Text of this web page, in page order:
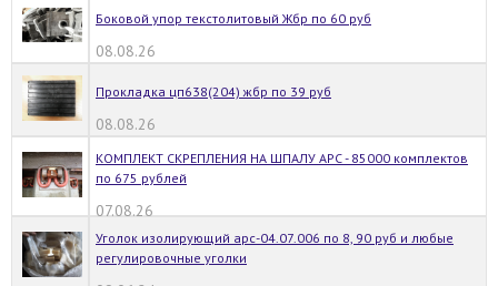
Боковой упор текстолитовый Жбр по 60 руб
08.08.26
Прокладка цп638(204) жбр по 39 руб
08.08.26
КОМПЛЕКТ СКРЕПЛЕНИЯ НА ШПАЛУ АРС - 85000 комплектов
по 675 рублей
07.08.26
Уголок изолирующий арс-04.07.006 по 8, 90 руб и любые
регулировочные уголки